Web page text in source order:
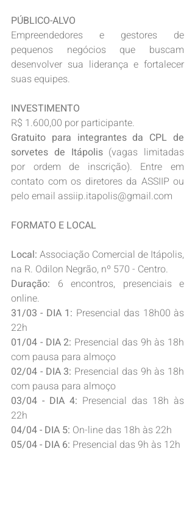
PÚBLICO-ALVO
Empreendedores e gestores de
pequenos negócios que buscam
desenvolver sua liderança e fortalecer
suas equipes.
INVESTIMENTO
R$ 1.600,00 por participante.
Gratuito para integrantes da CPL de
sorvetes de Itápolis (vagas limitadas
por ordem de inscrição). Entre em
contato com os diretores da ASSIIP ou
pelo email assiip.itapolis@gmail.com
FORMATO E LOCAL
Local: Associação Comercial de Itápolis,
na R. Odilon Negrão, nº 570 - Centro.
Duração: 6 encontros, presenciais e
online.
31/03 - DIA 1: Presencial das 18h00 às
22h
01/04 - DIA 2: Presencial das 9h às 18h
com pausa para almoço
02/04 - DIA 3: Presencial das 9h às 18h
com pausa para almoço
03/04 - DIA 4: Presencial das 18h às
22h
04/04 - DIA 5: On-line das 18h às 22h
05/04 - DIA 6: Presencial das 9h às 12h